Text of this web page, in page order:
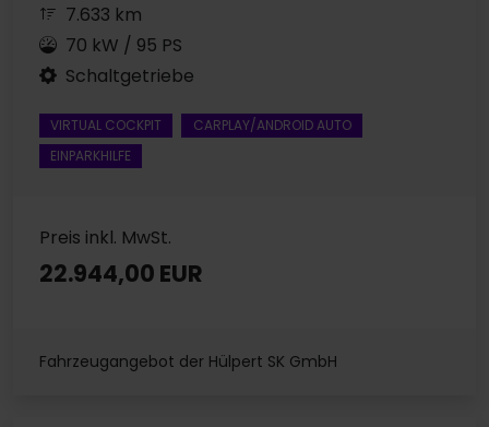
7.633 km
70 kW / 95 PS
Schaltgetriebe
VIRTUAL COCKPIT
CARPLAY/ANDROID AUTO
EINPARKHILFE
Preis inkl. MwSt.
22.944,00 EUR
Fahrzeugangebot der Hülpert SK GmbH